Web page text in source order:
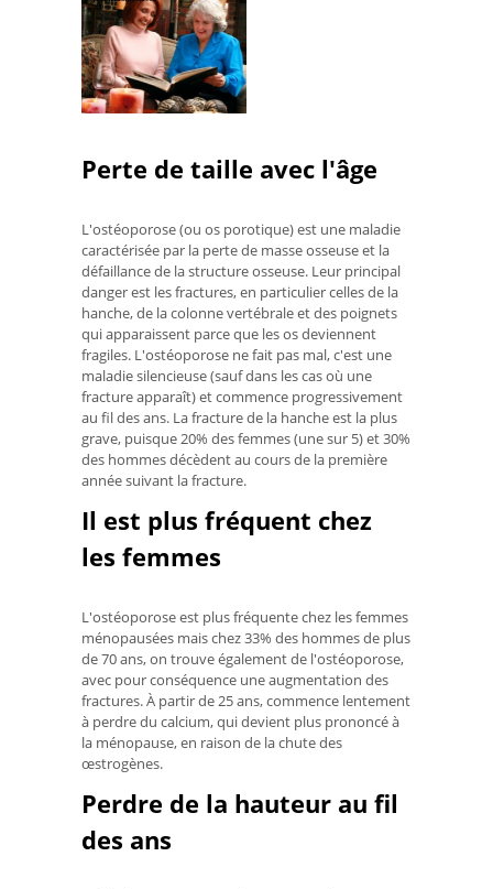
Perte de taille avec l'âge
L'ostéoporose (ou os porotique) est une maladie
caractérisée par la perte de masse osseuse et la
défaillance de la structure osseuse. Leur principal
danger est les fractures, en particulier celles de la
hanche, de la colonne vertébrale et des poignets
qui apparaissent parce que les os deviennent
fragiles. L'ostéoporose ne fait pas mal, c'est une
maladie silencieuse (sauf dans les cas où une
fracture apparaît) et commence progressivement
au fil des ans. La fracture de la hanche est la plus
grave, puisque 20% des femmes (une sur 5) et 30%
des hommes décèdent au cours de la première
année suivant la fracture.
Il est plus fréquent chez
les femmes
L'ostéoporose est plus fréquente chez les femmes
ménopausées mais chez 33% des hommes de plus
de 70 ans, on trouve également de l'ostéoporose,
avec pour conséquence une augmentation des
fractures. À partir de 25 ans, commence lentement
à perdre du calcium, qui devient plus prononcé à
la ménopause, en raison de la chute des
œstrogènes.
Perdre de la hauteur au fil
des ans